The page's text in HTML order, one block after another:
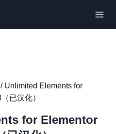
/ Unlimited Elements for
已汉化）
for Elementor